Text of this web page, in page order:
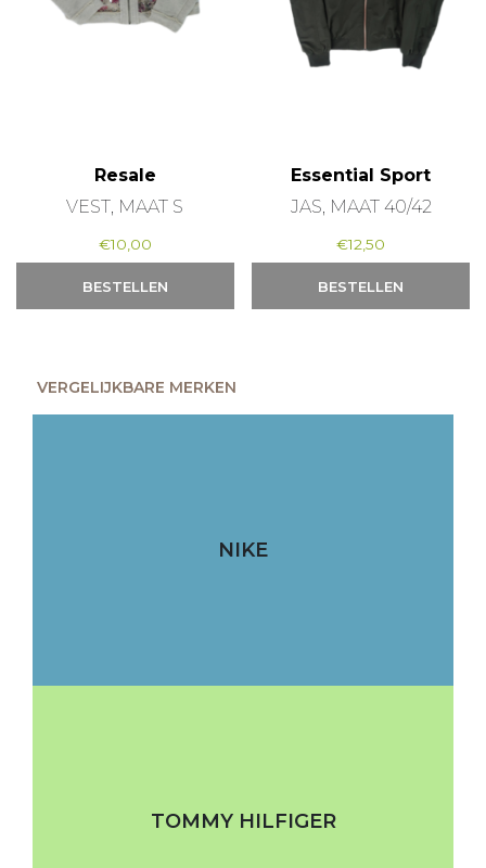
Resale
VEST, MAAT S
€10,00
BESTELLEN
Essential Sport
JAS, MAAT 40/42
€12,50
BESTELLEN
VERGELIJKBARE MERKEN
NIKE
TOMMY HILFIGER